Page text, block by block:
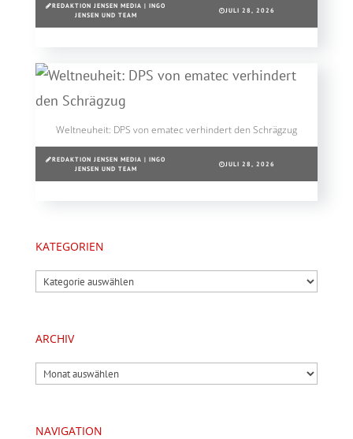
REDAKTION JENSEN MEDIA | INGO
JENSEN UND TEAM
JULI 28, 2026
Weltneuheit: DPS von ematec verhindert den Schrägzug
REDAKTION JENSEN MEDIA | INGO
JENSEN UND TEAM
JULI 28, 2026
KATEGORIEN
Kategorien
ARCHIV
Archiv
NAVIGATION